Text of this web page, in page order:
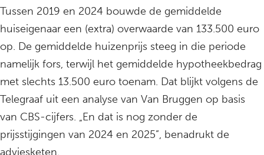
Tussen 2019 en 2024 bouwde de gemiddelde
huiseigenaar een (extra) overwaarde van 133.500 euro
op. De gemiddelde huizenprijs steeg in die periode
namelijk fors, terwijl het gemiddelde hypotheekbedrag
met slechts 13.500 euro toenam. Dat blijkt volgens de
Telegraaf uit een analyse van Van Bruggen op basis
van CBS-cijfers. „En dat is nog zonder de
prijsstijgingen van 2024 en 2025”, benadrukt de
adviesketen.